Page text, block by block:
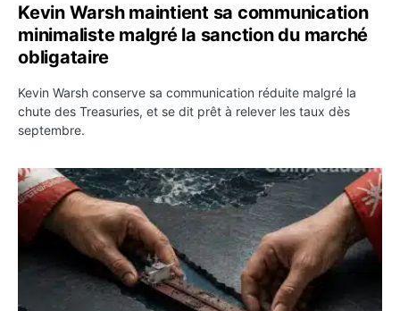
Kevin Warsh maintient sa communication
minimaliste malgré la sanction du marché
obligataire
Kevin Warsh conserve sa communication réduite malgré la
chute des Treasuries, et se dit prêt à relever les taux dès
septembre.
Ormuz : l’Iran annonce un accord avec Oman sur une